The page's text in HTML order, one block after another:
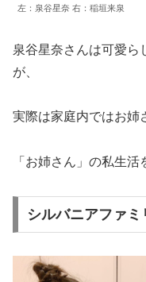
左：泉谷星奈 右：稲垣来泉
泉谷星奈さんは可愛ら
が、
実際は家庭内ではお姉
「お姉さん」の私生活
シルバニアファミ